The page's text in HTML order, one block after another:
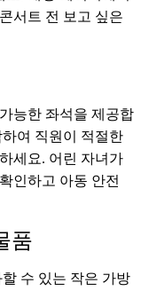
서트 전 보고 싶은
능한 좌석을 제공합
여 직원이 적절한
세요. 어린 자녀가
인하고 아동 안전
품
수 있는 작은 가방